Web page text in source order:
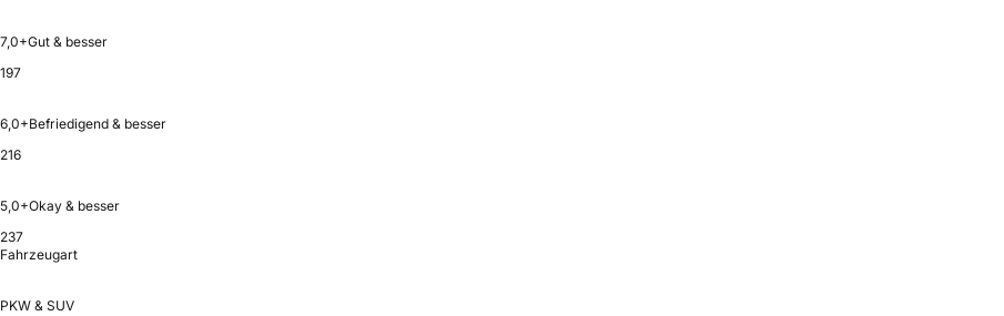
7,0+Gut & besser
197
6,0+Befriedigend & besser
216
5,0+Okay & besser
237
Fahrzeugart
PKW & SUV